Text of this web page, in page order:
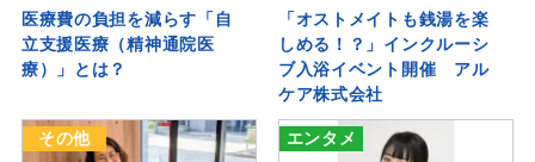
医療費の負担を減らす「自
立支援医療（精神通院医
療）」とは？
「オストメイトも銭湯を楽
しめる！？」インクルーシ
ブ入浴イベント開催 アル
ケア株式会社
その他 エンタメ